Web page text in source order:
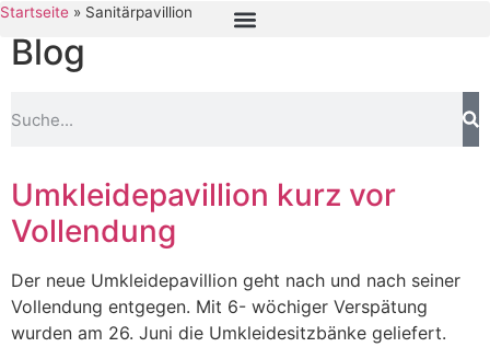
Startseite » Sanitärpavillion
Blog
Umkleidepavillion kurz vor
Vollendung
Der neue Umkleidepavillion geht nach und nach seiner
Vollendung entgegen. Mit 6- wöchiger Verspätung
wurden am 26. Juni die Umkleidesitzbänke geliefert.